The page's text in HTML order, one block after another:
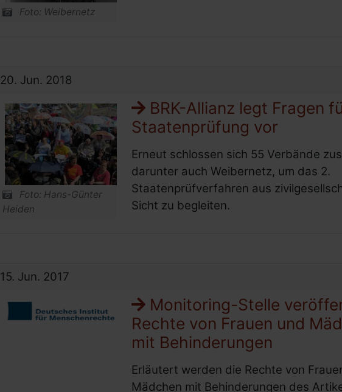
Foto: Weibernetz
20. Jun. 2018
Foto: Hans-Günter
Heiden
BRK-Allianz legt Fragen
Staatenprüfung vor
Erneut schlossen sich 55 Verbände
darunter auch Weibernetz, um das 2.
Staatenprüfverfahren aus
Sicht zu begleiten.
15. Jun. 2017
Monitoring-Stelle
Rechte von Frauen und
mit Behinderungen
Erläutert werden die Rechte von
Mädchen mit Behinderungen des